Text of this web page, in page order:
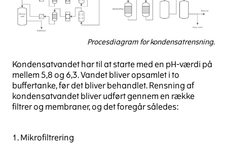
Procesdiagram for kondensatrensning.
Kondensatvandet har til at starte med en pH-værdi på
mellem 5,8 og 6,3. Vandet bliver opsamlet i to
buffertanke, før det bliver behandlet. Rensning af
kondensatvandet bliver udført gennem en række
filtrer og membraner, og det foregår således:
1. Mikrofiltrering